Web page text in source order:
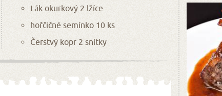
Lák okurkový 2 lžíce
hořčičné semínko 10 ks
Čerstvý kopr 2 snítky